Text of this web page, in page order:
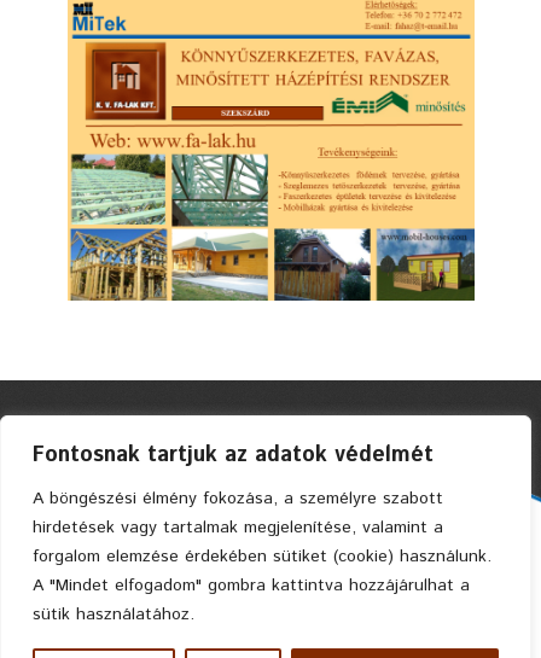
Fontosnak tartjuk az adatok védelmét
A böngészési élmény fokozása, a személyre szabott
hirdetések vagy tartalmak megjelenítése, valamint a
forgalom elemzése érdekében sütiket (cookie) használunk.
A "Mindet elfogadom" gombra kattintva hozzájárulhat a
sütik használatához.
Faszerkezetes Ház Kft. © 2004 Privacy Policy